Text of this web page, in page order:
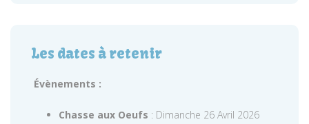
Les dates à retenir
Évènements :
Chasse aux Oeufs : Dimanche 26 Avril 2026